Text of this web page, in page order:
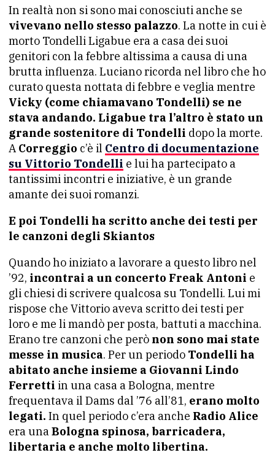
In realtà non si sono mai conosciuti anche se
vivevano nello stesso palazzo. La notte in cui è
morto Tondelli Ligabue era a casa dei suoi
genitori con la febbre altissima a causa di una
brutta influenza. Luciano ricorda nel libro che ho
curato questa nottata di febbre e veglia mentre
Vicky (come chiamavano Tondelli) se ne
stava andando. Ligabue tra l’altro è stato un
grande sostenitore di Tondelli dopo la morte.
A Correggio c’è il Centro di documentazione
su Vittorio Tondelli e lui ha partecipato a
tantissimi incontri e iniziative, è un grande
amante dei suoi romanzi.
E poi Tondelli ha scritto anche dei testi per
le canzoni degli Skiantos
Quando ho iniziato a lavorare a questo libro nel
’92, incontrai a un concerto Freak Antoni e
gli chiesi di scrivere qualcosa su Tondelli. Lui mi
rispose che Vittorio aveva scritto dei testi per
loro e me li mandò per posta, battuti a macchina.
Erano tre canzoni che però non sono mai state
messe in musica. Per un periodo Tondelli ha
abitato anche insieme a Giovanni Lindo
Ferretti in una casa a Bologna, mentre
frequentava il Dams dal ’76 all’81, erano molto
legati. In quel periodo c’era anche Radio Alice
era unaBologna spinosa, barricadera,
libertaria e anche molto libertina.